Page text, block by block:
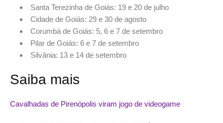
Santa Terezinha de Goiás: 19 e 20 de julho
Cidade de Goiás: 29 e 30 de agosto
Corumbá de Goiás: 5, 6 e 7 de setembro
Pilar de Goiás: 6 e 7 de setembro
Silvânia: 13 e 14 de setembro
Saiba mais
Cavalhadas de Pirenópolis viram jogo de videogame